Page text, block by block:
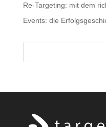
Re-Targeting: mit dem
Events: die